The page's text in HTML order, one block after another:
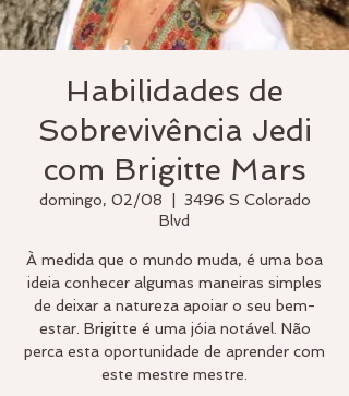
Habilidades de
Sobrevivência Jedi
com Brigitte Mars
domingo, 02/08
3496 S Colorado
Blvd
À medida que o mundo muda, é uma boa
ideia conhecer algumas maneiras simples
de deixar a natureza apoiar o seu bem-
estar. Brigitte é uma jóia notável. Não
perca esta oportunidade de aprender com
este mestre mestre.